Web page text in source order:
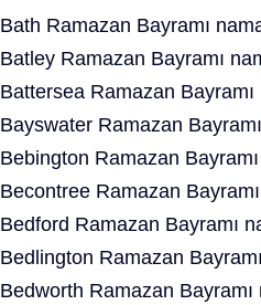
Bath Ramazan Bayramı
Batley Ramazan Bayramı
Battersea Ramazan
Bayswater Ramazan
Bebington Ramazan
Becontree Ramazan
Bedford Ramazan Bayramı
Bedlington Ramazan
Bedworth Ramazan